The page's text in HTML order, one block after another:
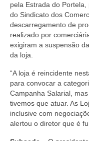
Benefício
FIQUE POR
Vídeos
Publicações
Editais
pela Estrada do
do Sindicato dos
descarregamento de
realizado por
exigiram a suspensão
da loja.
“A loja é reincidente
para convocar a
Campanha Salarial,
tivemos que atuar. As
inclusive com
alertou o diretor que é